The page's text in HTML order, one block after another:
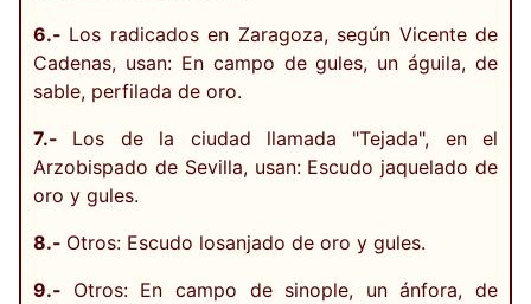
6.- Los radicados en Zaragoza, según Vicente de
Cadenas, usan: En campo de gules, un águila, de
sable, perfilada de oro.
7.- Los de la ciudad llamada "Tejada", en el
Arzobispado de Sevilla, usan: Escudo jaquelado de
oro y gules.
8.- Otros: Escudo losanjado de oro y gules.
9.- Otros: En campo de sinople, un ánfora, de